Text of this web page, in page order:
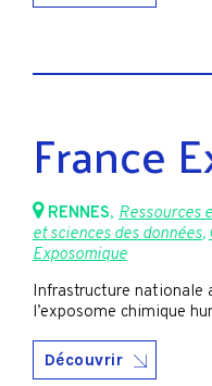
France
RENNES, Ressources
et sciences des données,
Exposomique
Infrastructure nationale
l’exposome chimique
Découvrir